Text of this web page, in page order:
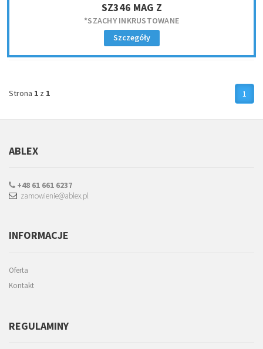
SZ346 MAG Z
*SZACHY INKRUSTOWANE
Szczegóły
Strona 1 z 1 1
ABLEX
+48 61 661 6237
zamowienie@ablex.pl
INFORMACJE
Oferta
Kontakt
REGULAMINY